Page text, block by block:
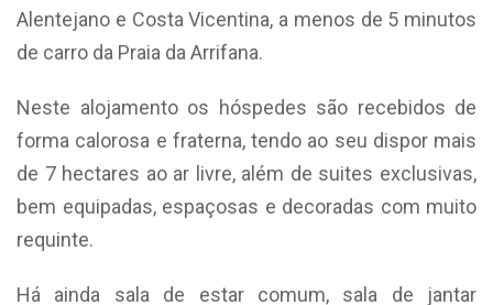
Alentejano e Costa Vicentina, a menos de 5 minutos
de carro da Praia da Arrifana.
Neste alojamento os hóspedes são recebidos de
forma calorosa e fraterna, tendo ao seu dispor mais
de 7 hectares ao ar livre, além de suites exclusivas,
bem equipadas, espaçosas e decoradas com muito
requinte.
Há ainda sala de estar comum, sala de jantar